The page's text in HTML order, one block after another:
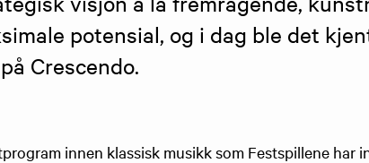
potensial, og i dag ble det
Crescendo.
innen klassisk musikk som Festspillene har